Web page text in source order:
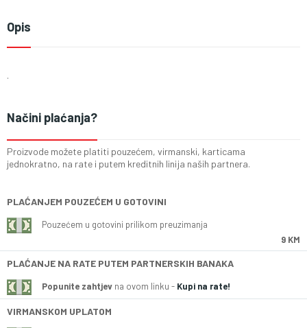
Opis
.
Načini plaćanja?
Proizvode možete platiti pouzećem, virmanski, karticama
jednokratno, na rate i putem kreditnih linija naših partnera.
PLAĆANJEM POUZEĆEM U GOTOVINI
Pouzećem u gotovini prilikom preuzimanja
9 KM
PLAĆANJE NA RATE PUTEM PARTNERSKIH BANAKA
Popunite zahtjev na ovom linku - Kupi na rate!
VIRMANSKOM UPLATOM